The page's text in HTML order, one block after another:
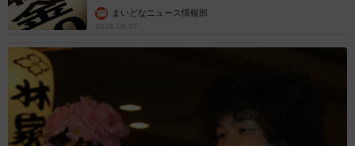
まいどなニュース情報部
2026.08.07